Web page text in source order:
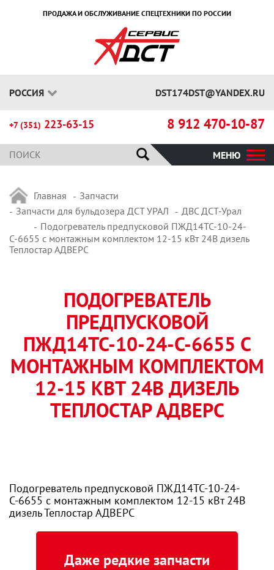
ПРОДАЖА И ОБСЛУЖИВАНИЕ СПЕЦТЕХНИКИ ПО РОССИИ
РОССИЯ DST174DST@YANDEX.RU
+7 (351) 223-63-15 8 912 470-10-87
МЕНЮ
Главная
Запчасти
Запчасти для бульдозера ДСТ УРАЛ
ДВС ДСТ-Урал
Подогреватель предпусковой ПЖД14ТС-10-24-
С-6655 с монтажным комплектом 12-15 кВт 24В дизель
Теплостар АДВЕРС
ПОДОГРЕВАТЕЛЬ
ПРЕДПУСКОВОЙ
ПЖД14ТС-10-24-С-6655 С
МОНТАЖНЫМ КОМПЛЕКТОМ
12-15 КВТ 24В ДИЗЕЛЬ
ТЕПЛОСТАР АДВЕРС
Подогреватель предпусковой ПЖД14ТС-10-24-
С-6655 с монтажным комплектом 12-15 кВт 24В
дизель Теплостар АДВЕРС
Даже редкие запчасти